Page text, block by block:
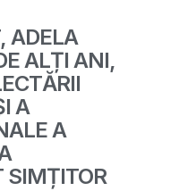
ADELA
ALȚI ANI,
A
A
SIMȚITOR